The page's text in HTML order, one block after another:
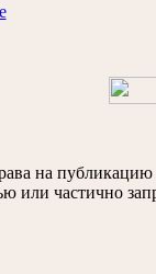
на публикацию
или частично